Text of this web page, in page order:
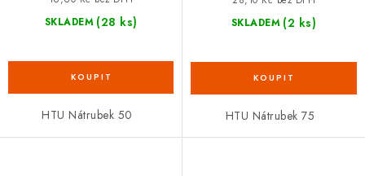
SKLADEM (28 ks)
HTU Nátrubek 50
SKLADEM (2 ks)
HTU Nátrubek 75